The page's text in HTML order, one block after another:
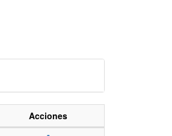
Acciones